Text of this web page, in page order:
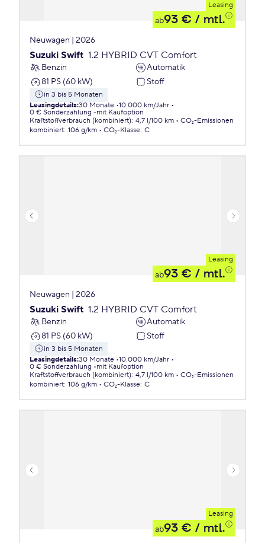
Leasing
ab93 € / mtl.
Neuwagen | 2026
Suzuki Swift 1.2 HYBRID CVT Comfort
Benzin
Automatik
81 PS (60 kW)
Stoff
in 3 bis 5 Monaten
Leasingdetails:30 Monate 10.000 km/Jahr
0 € Sonderzahlung
mit Kaufoption
Kraftstoffverbrauch (kombiniert): 4,7 l/100 km
CO₂-Emissionen
kombiniert: 106 g/km CO₂-Klasse: C
Leasing
ab93 € / mtl.
Neuwagen | 2026
Suzuki Swift 1.2 HYBRID CVT Comfort
Benzin
Automatik
81 PS (60 kW)
Stoff
in 3 bis 5 Monaten
Leasingdetails:30 Monate 10.000 km/Jahr
0 € Sonderzahlung
mit Kaufoption
Kraftstoffverbrauch (kombiniert): 4,7 l/100 km
CO₂-Emissionen
kombiniert: 106 g/km CO₂-Klasse: C
Leasing
ab93 € / mtl.